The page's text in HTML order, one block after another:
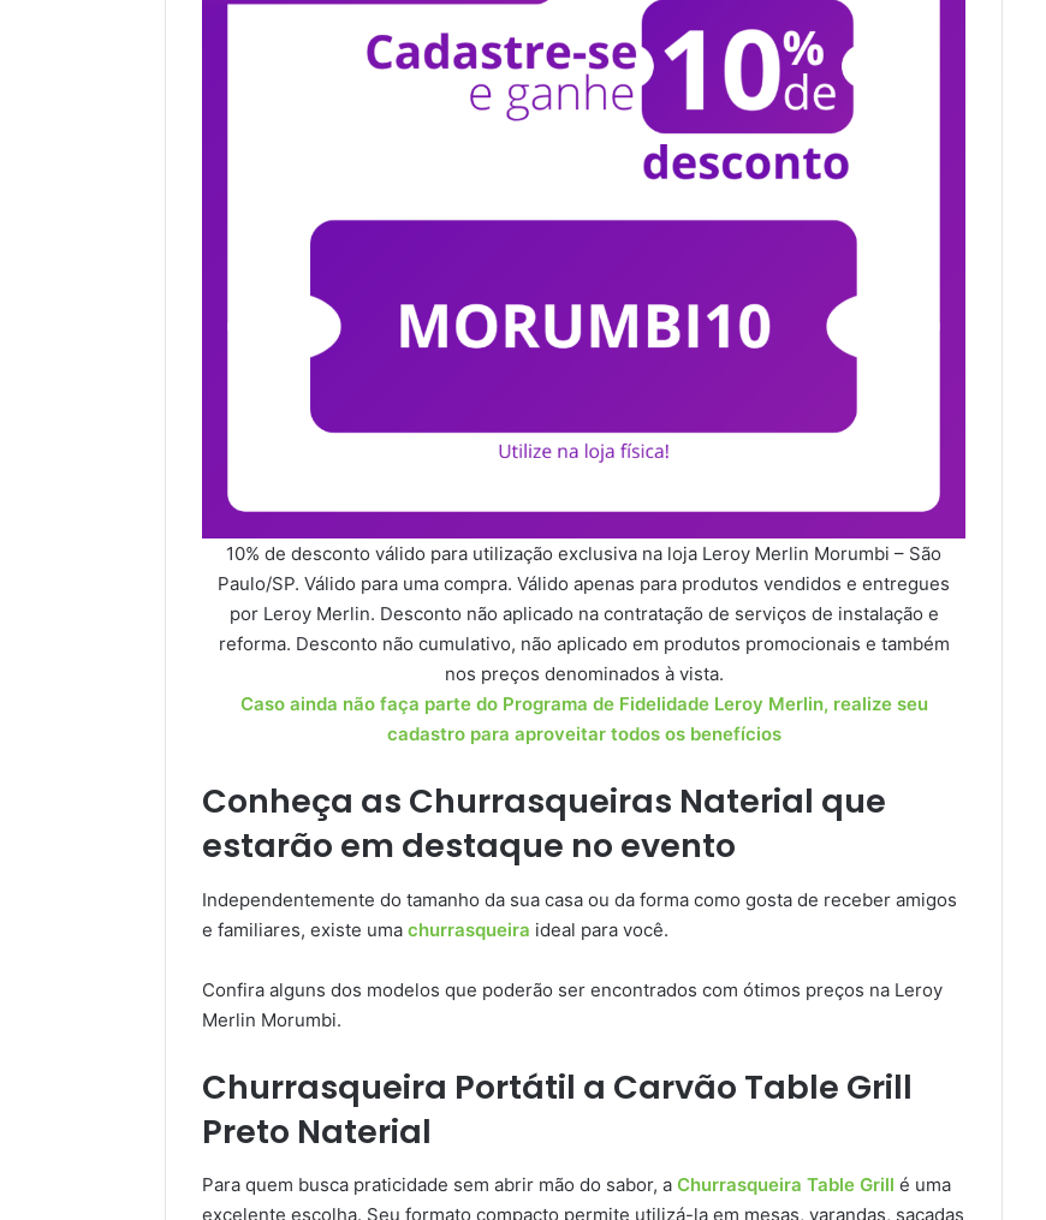
10% de desconto válido para utilização exclusiva na loja Leroy Merlin Morumbi – São
Paulo/SP. Válido para uma compra. Válido apenas para produtos vendidos e entregues
por Leroy Merlin. Desconto não aplicado na contratação de serviços de instalação e
reforma. Desconto não cumulativo, não aplicado em produtos promocionais e também
nos preços denominados à vista.
Caso ainda não faça parte do Programa de Fidelidade Leroy Merlin, realize seu
cadastro para aproveitar todos os benefícios
Conheça as Churrasqueiras Naterial que
estarão em destaque no evento
Independentemente do tamanho da sua casa ou da forma como gosta de receber amigos
e familiares, existe uma churrasqueira ideal para você.
Confira alguns dos modelos que poderão ser encontrados com ótimos preços na Leroy
Merlin Morumbi.
Churrasqueira Portátil a Carvão Table Grill
Preto Naterial
Para quem busca praticidade sem abrir mão do sabor, a Churrasqueira Table Grill é uma
excelente escolha. Seu formato compacto permite utilizá-la em mesas, varandas, sacadas